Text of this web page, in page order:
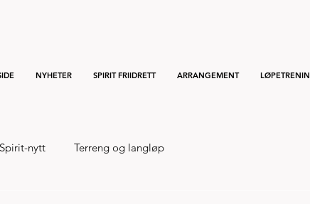
NYHETER SPIRIT FRIIDRETT ARRANGEMENT
Spirit-nytt Terreng og langløp